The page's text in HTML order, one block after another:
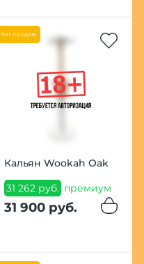
Хит продаж
Кальян Wookah Oak
31 262 руб. премиум
31 900 руб.